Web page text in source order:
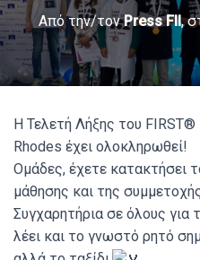
Από την/τονPress Fll,
Η Τελετή Λήξης του
Rhodes έχει ολοκληρωθεί!
Ομάδες, έχετε κατακτήσει
μάθησης και της
Συγχαρητήρια σε όλους
λέει και το γνωστό ρητό